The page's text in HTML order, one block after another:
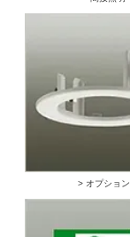
> オプション